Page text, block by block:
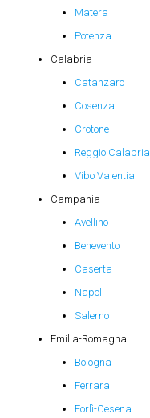
Matera
Potenza
Calabria
Catanzaro
Cosenza
Crotone
Reggio Calabria
Vibo Valentia
Campania
Avellino
Benevento
Caserta
Napoli
Salerno
Emilia-Romagna
Bologna
Ferrara
Forlì-Cesena